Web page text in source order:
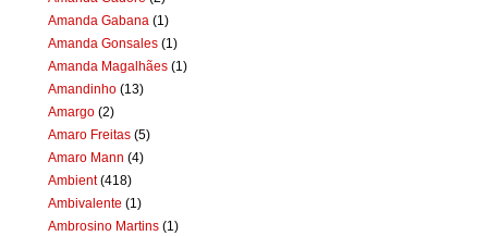
Amanda Gabana (1)
Amanda Gonsales (1)
Amanda Magalhães (1)
Amandinho (13)
Amargo (2)
Amaro Freitas (5)
Amaro Mann (4)
Ambient (418)
Ambivalente (1)
Ambrosino Martins (1)